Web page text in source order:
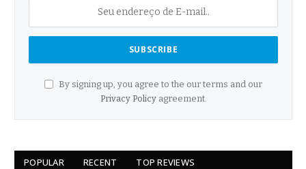
By signing up, you agree to the our terms and our
Privacy Policyagreement.
POPULAR RECENT TOP REVIEWS